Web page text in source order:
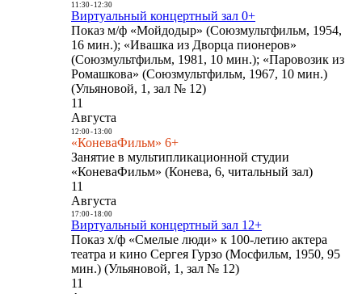
11:30- 12:30
Виртуальный концертный зал 0+
Показ м/ф «Мойдодыр» (Союзмультфильм, 1954,
16 мин.); «Ивашка из Дворца пионеров»
(Союзмультфильм, 1981, 10 мин.); «Паровозик из
Ромашкова» (Союзмультфильм, 1967, 10 мин.)
(Ульяновой, 1, зал № 12)
11
Августа
12:00- 13:00
«КоневаФильм» 6+
Занятие в мультипликационной студии
«КоневаФильм» (Конева, 6, читальный зал)
11
Августа
17:00- 18:00
Виртуальный концертный зал 12+
Показ х/ф «Смелые люди» к 100-летию актера
театра и кино Сергея Гурзо (Мосфильм, 1950, 95
мин.) (Ульяновой, 1, зал № 12)
11